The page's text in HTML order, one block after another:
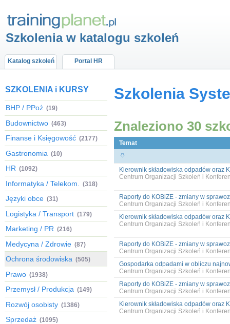
Szkolenia w katalogu szkoleń
Katalog szkoleń Portal HR
SZKOLENIA i KURSY
BHP / PPoż (19)
Budownictwo (463)
Finanse i Księgowość (2177)
Gastronomia (10)
HR (1092)
Informatyka / Telekom. (318)
Języki obce (31)
Logistyka / Transport (179)
Marketing / PR (216)
Medycyna / Zdrowie (87)
Ochrona środowiska (505)
Prawo (1938)
Przemysł / Produkcja (149)
Rozwój osobisty (1386)
Sprzedaż (1095)
Szkolenia
Znaleziono 30
Temat
Kierownik składowiska odpadów oraz
Centrum Organizacji Szkoleń i
Raporty do KOBiZE - zmiany w
Centrum Organizacji Szkoleń i
Kierownik składowiska odpadów oraz
Centrum Organizacji Szkoleń i
Raporty do KOBiZE - zmiany w
Centrum Organizacji Szkoleń i
Gospodarka odpadami w obliczu
Centrum Organizacji Szkoleń i
Raporty do KOBiZE - zmiany w
Centrum Organizacji Szkoleń i
Kierownik składowiska odpadów oraz
Centrum Organizacji Szkoleń i